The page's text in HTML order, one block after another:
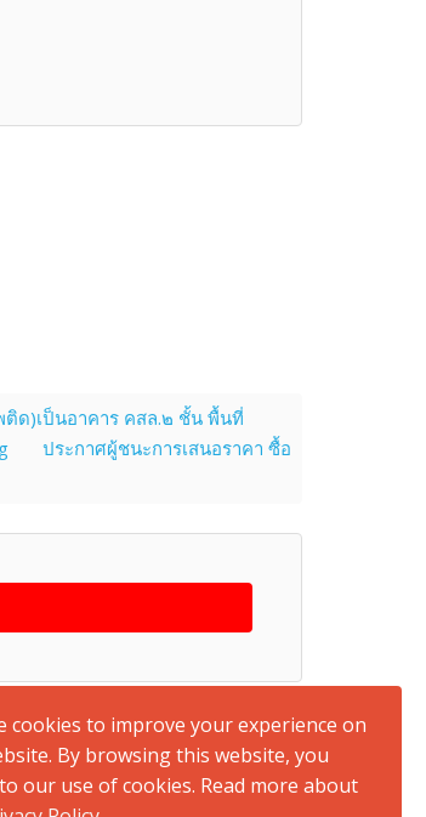
ติด)เป็นอาคาร คสล.๒ ชั้น พื้นที่
ประกาศผู้ชนะการเสนอราคา ซื้อ
cookies to improve your experience on
By browsing this website, you
our use of cookies. Read more about